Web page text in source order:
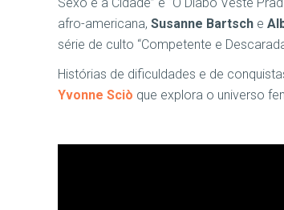
afro-americana, Susanne Bartsch e
série de culto “Competente e
Histórias de dificuldades e de
Yvonne Sciò que explora o universo